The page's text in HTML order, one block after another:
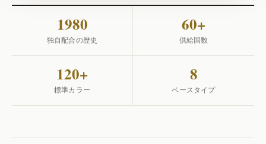
1980
独自配合の歴史
60+
供給国数
120+
標準カラー
8
ベースタイプ